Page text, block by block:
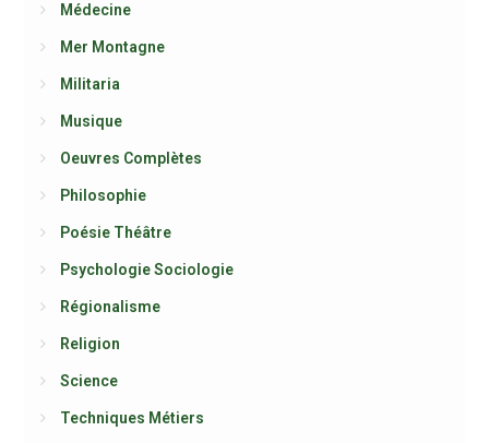
Médecine
Mer Montagne
Militaria
Musique
Oeuvres Complètes
Philosophie
Poésie Théâtre
Psychologie Sociologie
Régionalisme
Religion
Science
Techniques Métiers